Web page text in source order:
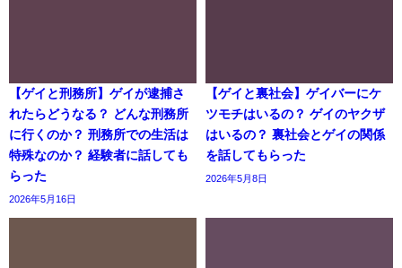
【ゲイと刑務所】ゲイが逮捕さ
れたらどうなる？ どんな刑務所
に行くのか？ 刑務所での生活は
特殊なのか？ 経験者に話しても
らった
2026年5月16日
【ゲイと裏社会】ゲイバーにケ
ツモチはいるの？ ゲイのヤクザ
はいるの？ 裏社会とゲイの関係
を話してもらった
2026年5月8日